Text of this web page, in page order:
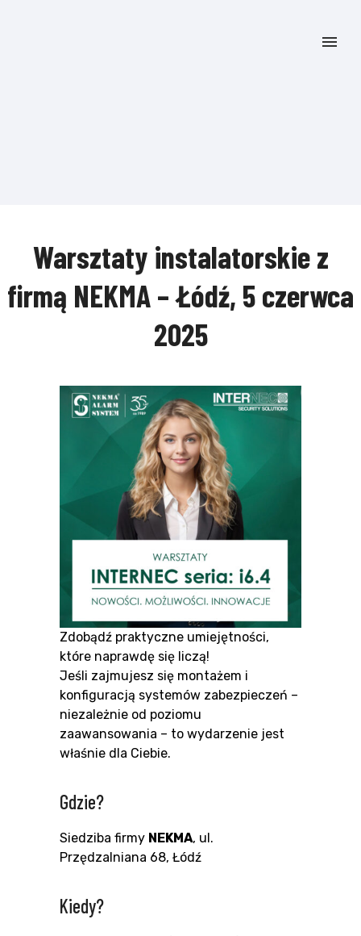
Warsztaty instalatorskie z
firmą NEKMA – Łódź, 5 czerwca
2025
Zdobądź praktyczne umiejętności,
które naprawdę się liczą!
Jeśli zajmujesz się montażem i
konfiguracją systemów zabezpieczeń –
niezależnie od poziomu
zaawansowania – to wydarzenie jest
właśnie dla Ciebie.
Gdzie?
Siedziba firmy NEKMA, ul.
Przędzalniana 68, Łódź
Kiedy?